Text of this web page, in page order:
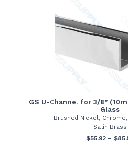
GS U-Channel for 3/8”
Glass
Brushed Nickel,
Satin Brass
$55.92 – $